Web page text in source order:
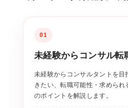
01
未経験からコンサル転
未経験からコンサルタントを目
きたい、転職可能性・求めら
のポイントを解説します。